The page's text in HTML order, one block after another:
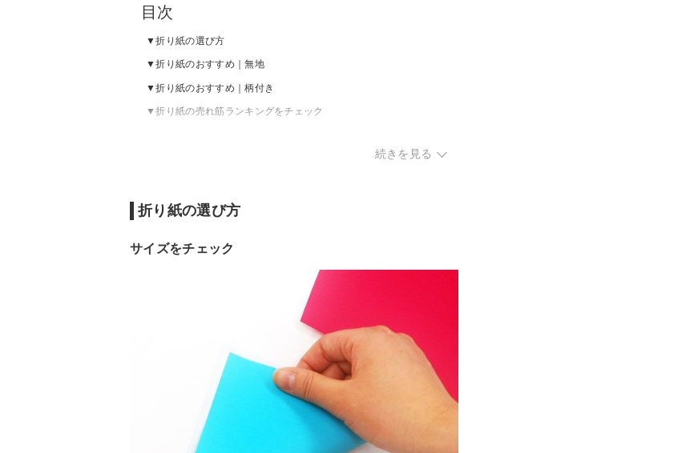
目次
折り紙の選び方
折り紙のおすすめ｜無地
折り紙のおすすめ｜柄付き
折り紙の売れ筋ランキングをチェック
続きを見る
折り紙の選び方
サイズをチェック